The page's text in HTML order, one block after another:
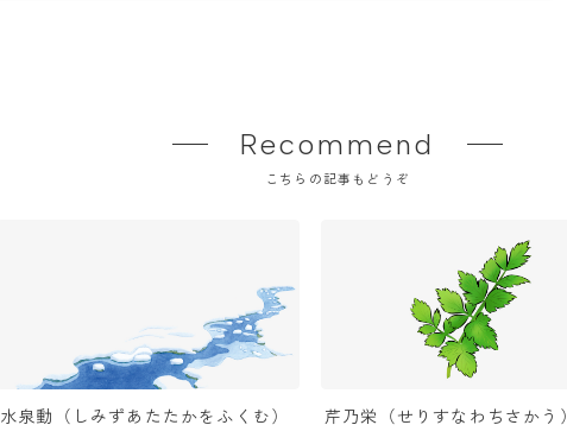
Recommend
こちらの記事もどうぞ
水泉動（しみずあたたかをふくむ） 芹乃栄（せりすなわちさかう）